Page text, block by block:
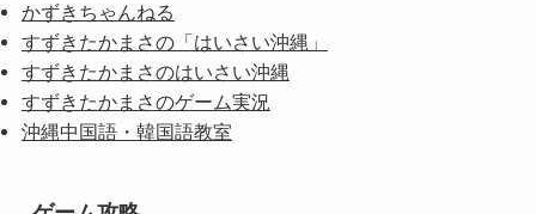
かずきちゃんねる
すずきたかまさの「はいさい沖縄」
すずきたかまさのはいさい沖縄
すずきたかまさのゲーム実況
沖縄中国語・韓国語教室